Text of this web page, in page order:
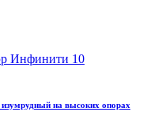
на высоких опорах